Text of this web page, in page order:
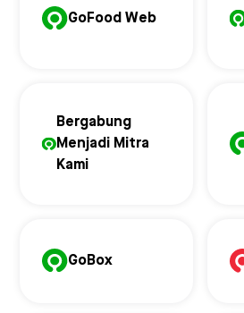
GoFood Web
Bergabung
Menjadi Mitra
Kami
GoBox